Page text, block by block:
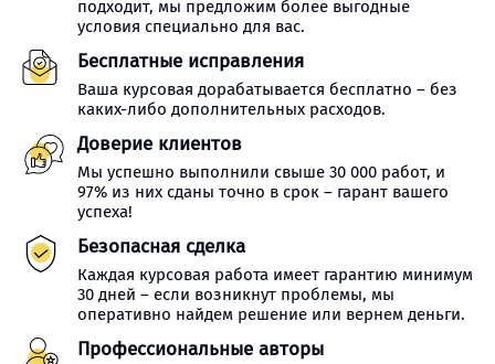
подходит, мы предложим более выгодные
условия специально для вас.
Бесплатные исправления
Ваша курсовая дорабатывается бесплатно – без
каких-либо дополнительных расходов.
Доверие клиентов
Мы успешно выполнили свыше 30 000 работ, и
97% из них сданы точно в срок – гарант вашего
успеха!
Безопасная сделка
Каждая курсовая работа имеет гарантию минимум
30 дней – если возникнут проблемы, мы
оперативно найдем решение или вернем деньги.
Профессиональные авторы